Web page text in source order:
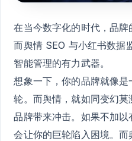
在当今数字化的时代，品牌
而舆情 SEO 与小红书数据
智能管理的有力武器。
想象一下，你的品牌就像
轮。而舆情，就如同变幻
品牌带来冲击。如果不加
会让你的巨轮陷入困境。